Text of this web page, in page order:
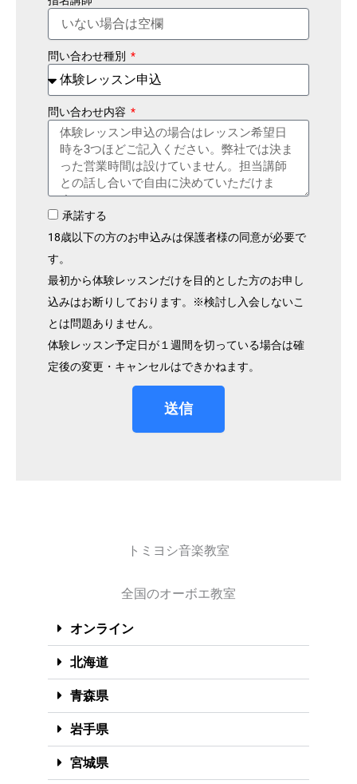
問い合わせ種別
問い合わせ内容
承諾する
18歳以下の方のお申込みは保護者様の同意が必要で
す。
最初から体験レッスンだけを目的とした方のお申し
込みはお断りしております。※検討し入会しないこ
とは問題ありません。
体験レッスン予定日が１週間を切っている場合は確
定後の変更・キャンセルはできかねます。
送信
トミヨシ音楽教室
全国のオーボエ教室
オンライン
北海道
青森県
岩手県
宮城県